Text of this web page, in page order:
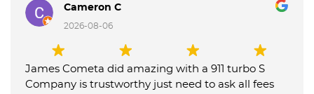
Cameron C
2026-08-06
James Cometa did amazing with a 911 turbo S
Company is trustworthy just need to ask all fees